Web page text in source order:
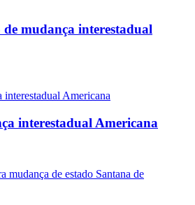
mudança interestadual
interestadual Americana